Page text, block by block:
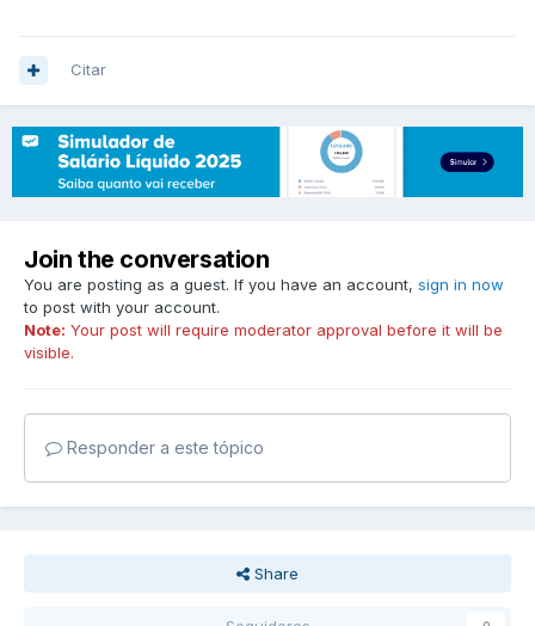
Citar
Join the conversation
You are posting as a guest. If you have an account, sign in now
to post with your account.
Note: Your post will require moderator approval before it will be
visible.
Responder a este tópico
Share